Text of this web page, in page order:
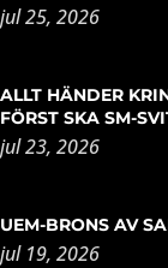
jul 25, 2026
ALLT HÄNDER
FÖRST SKA SM-
jul 23, 2026
UEM-BRONS AV
jul 19, 2026